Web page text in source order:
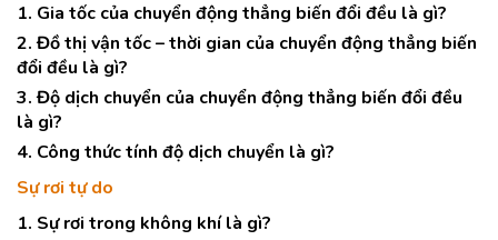
1. Gia tốc của chuyển động thẳng biến đổi đều là gì?
2. Đồ thị vận tốc – thời gian của chuyển động thẳng biến
đổi đều là gì?
3. Độ dịch chuyển của chuyển động thẳng biến đổi đều
là gì?
4. Công thức tính độ dịch chuyển là gì?
Sự rơi tự do
1. Sự rơi trong không khí là gì?